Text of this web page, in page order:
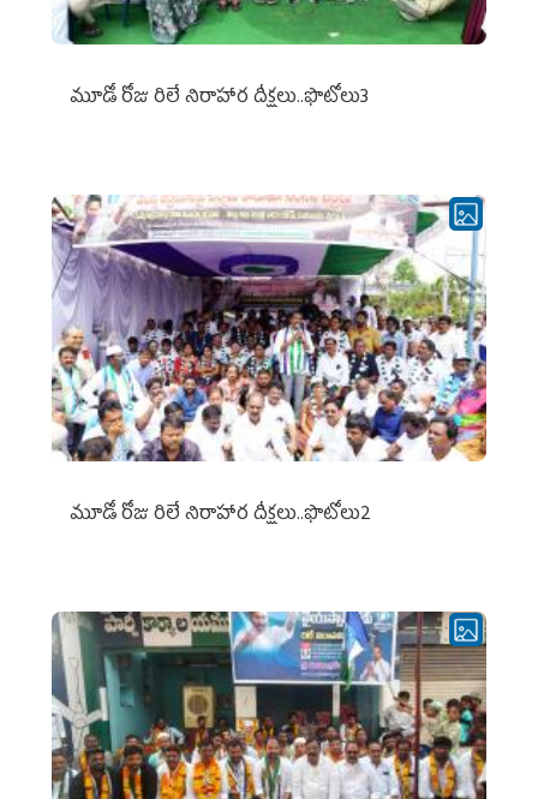
మూడో రోజు రిలే నిరాహార దీక్షలు..ఫొటోలు3
మూడో రోజు రిలే నిరాహార దీక్షలు..ఫొటోలు2